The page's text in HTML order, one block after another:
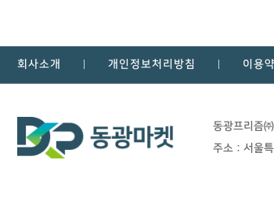
회사소개 개인정보처리방침 이용
동광프리즘㈜
주소 : 서울